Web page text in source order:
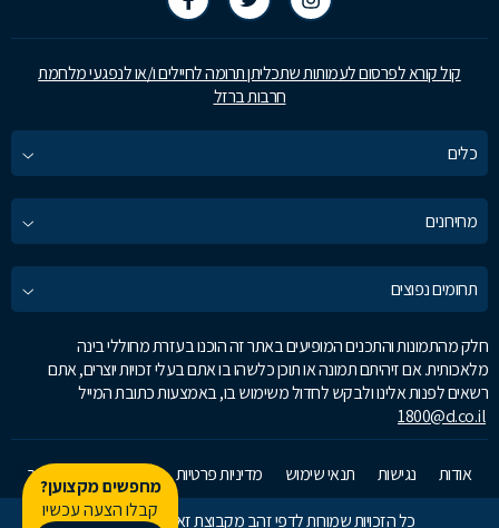
מחפשים מקצוען?
קבלו הצעה עכשיו
קול קורא לפרסום לעמותות שתכליתן תרומה לחיילים ו/או לנפגעי מלחמת
חרבות ברזל
כלים
מחירונים
תחומים נפוצים
חלק מהתמונות והתכנים המופיעים באתר זה הוכנו בעזרת מחוללי בינה
מלאכותית. אם זיהיתם תמונה או תוכן כלשהו בו אתם בעלי זכויות יוצרים, אתם
רשאים לפנות אלינו ולבקש לחדול משימוש בו, באמצעות כתובת המייל
1800@d.co.il
אודות נגישות תנאי שימוש מדיניות פרטיות
צרו קשר
כל הזכויות שמורות לדפי זהב מקבוצת זאפ גרופ © 2026